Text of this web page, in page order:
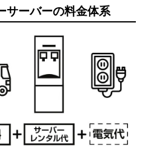
サーバーの料金体系